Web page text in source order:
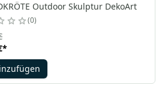
Outdoor Skulptur DekoArt
0
*